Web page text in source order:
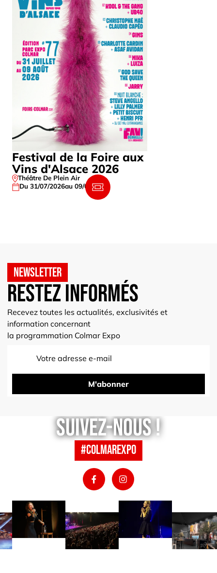
Festival de la Foire aux
Vins d'Alsace 2026
Théâtre De Plein Air
Du 31/07/2026au 09/08/2026
Newsletter
Restez informés
Recevez toutes les actualités, exclusivités et
information concernant
la programmation Colmar Expo
M'abonner
Suivez-nous !
#colmarexpo